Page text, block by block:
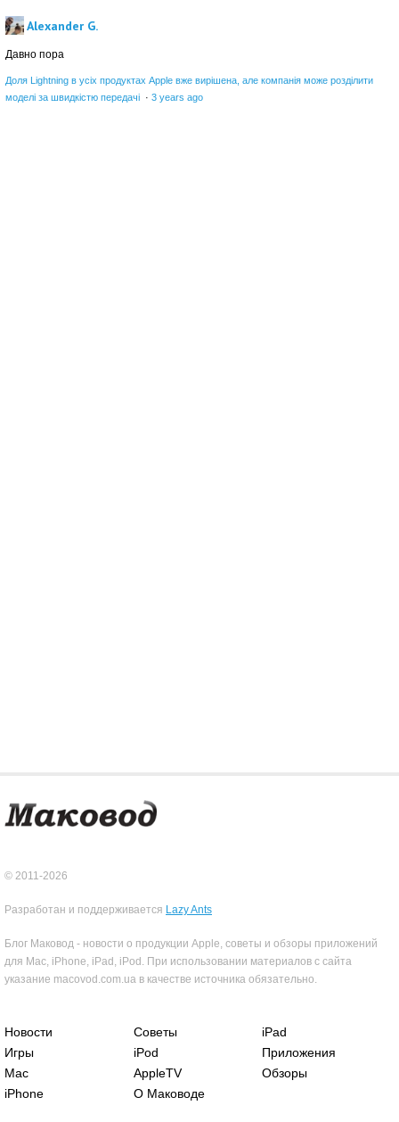
Alexander G.
Давно пора
Доля Lightning в усіх продуктах Apple вже вирішена, але компанія може розділити
моделі за швидкістю передачі · 3 years ago
© 2011-2026
Разработан и поддерживается Lazy Ants
Блог Маковод - новости о продукции Apple, советы и обзоры приложений
для Mac, iPhone, iPad, iPod. При использовании материалов с сайта
указание macovod.com.ua в качестве источника обязательно.
Новости Советы
iPad
Игры
iPod
Приложения
Mac
AppleTV
Обзоры
iPhone
О Маководе